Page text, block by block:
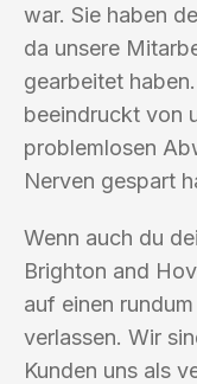
war. Sie haben
da unsere
gearbeitet
beeindruckt von
problemlosen
Nerven gespart
Wenn auch du
Brighton and
auf einen
verlassen. Wir
Kunden uns als